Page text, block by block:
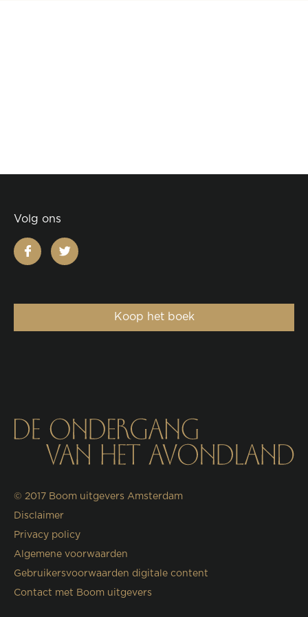
Volg ons
facebooktwitter
Koop het boek
© 2017 Boom uitgevers Amsterdam
Disclaimer
Privacy policy
Algemene voorwaarden
Gebruikersvoorwaarden digitale content
Contact met Boom uitgevers